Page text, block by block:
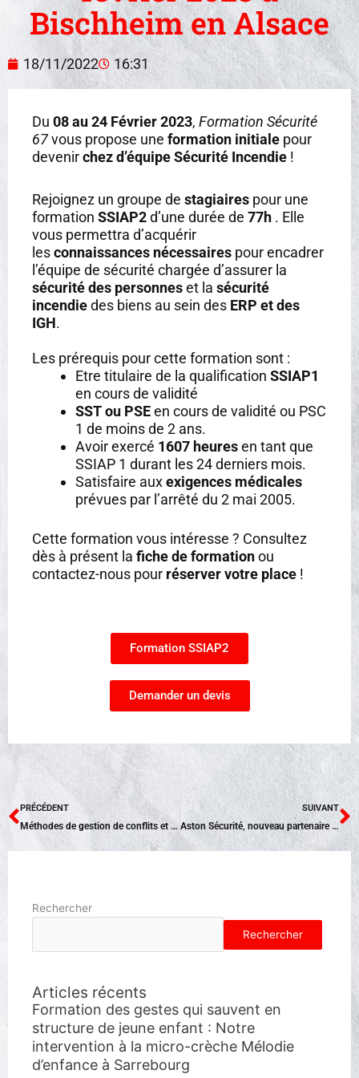
Bischheim en Alsace
18/11/2022 16:31
Du 08 au 24 Février 2023, Formation Sécurité
67vous propose une formation initiale pour
devenirchez d’équipe Sécurité Incendie !
Rejoignez un groupe de stagiaires pour une
formation SSIAP2d’une durée de 77h . Elle
vous permettra d’acquérir
lesconnaissances nécessaires pour encadrer
l’équipe de sécurité chargée d’assurer la
sécurité des personneset la sécurité
incendiedes biens au sein des ERP et des
IGH.
Les prérequis pour cette formation sont :
Etre titulaire de la qualification SSIAP1
en cours de validité
SST ou PSEen cours de validité ou PSC
1 de moins de 2 ans.
Avoir exercé 1607 heuresen tant que
SSIAP 1 durant les 24 derniers mois.
Satisfaire auxexigences médicales
prévues par l’arrêté du 2 mai 2005.
Cette formation vous intéresse ? Consultez
dès à présent la fiche de formationou
contactez-nous pour réserver votre place !
Formation SSIAP2
Demander un devis
Précédent
PRÉCÉDENT
Méthodes de gestion de conflits et situations dégradées pour nos stagiaires TFP APS
SUIVANT
Aston Sécurité, nouveau partenaire de notre centre de formation à Bischheim.
Rechercher
Rechercher
Articles récents
Formation des gestes qui sauvent en
structure de jeune enfant : Notre
intervention à la micro-crèche Mélodie
d’enfance à Sarrebourg